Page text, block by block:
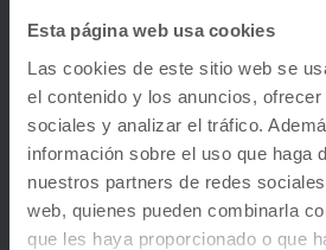
Esta página web usa cookies
Las cookies de este sitio web se
el contenido y los anuncios,
sociales y analizar el tráfico.
información sobre el uso que haga
nuestros partners de redes
web, quienes pueden combinarla
que les haya proporcionado o que
Entrada inicial
Máxima:3.599 €
Duración (Meses)
60 72 84 96